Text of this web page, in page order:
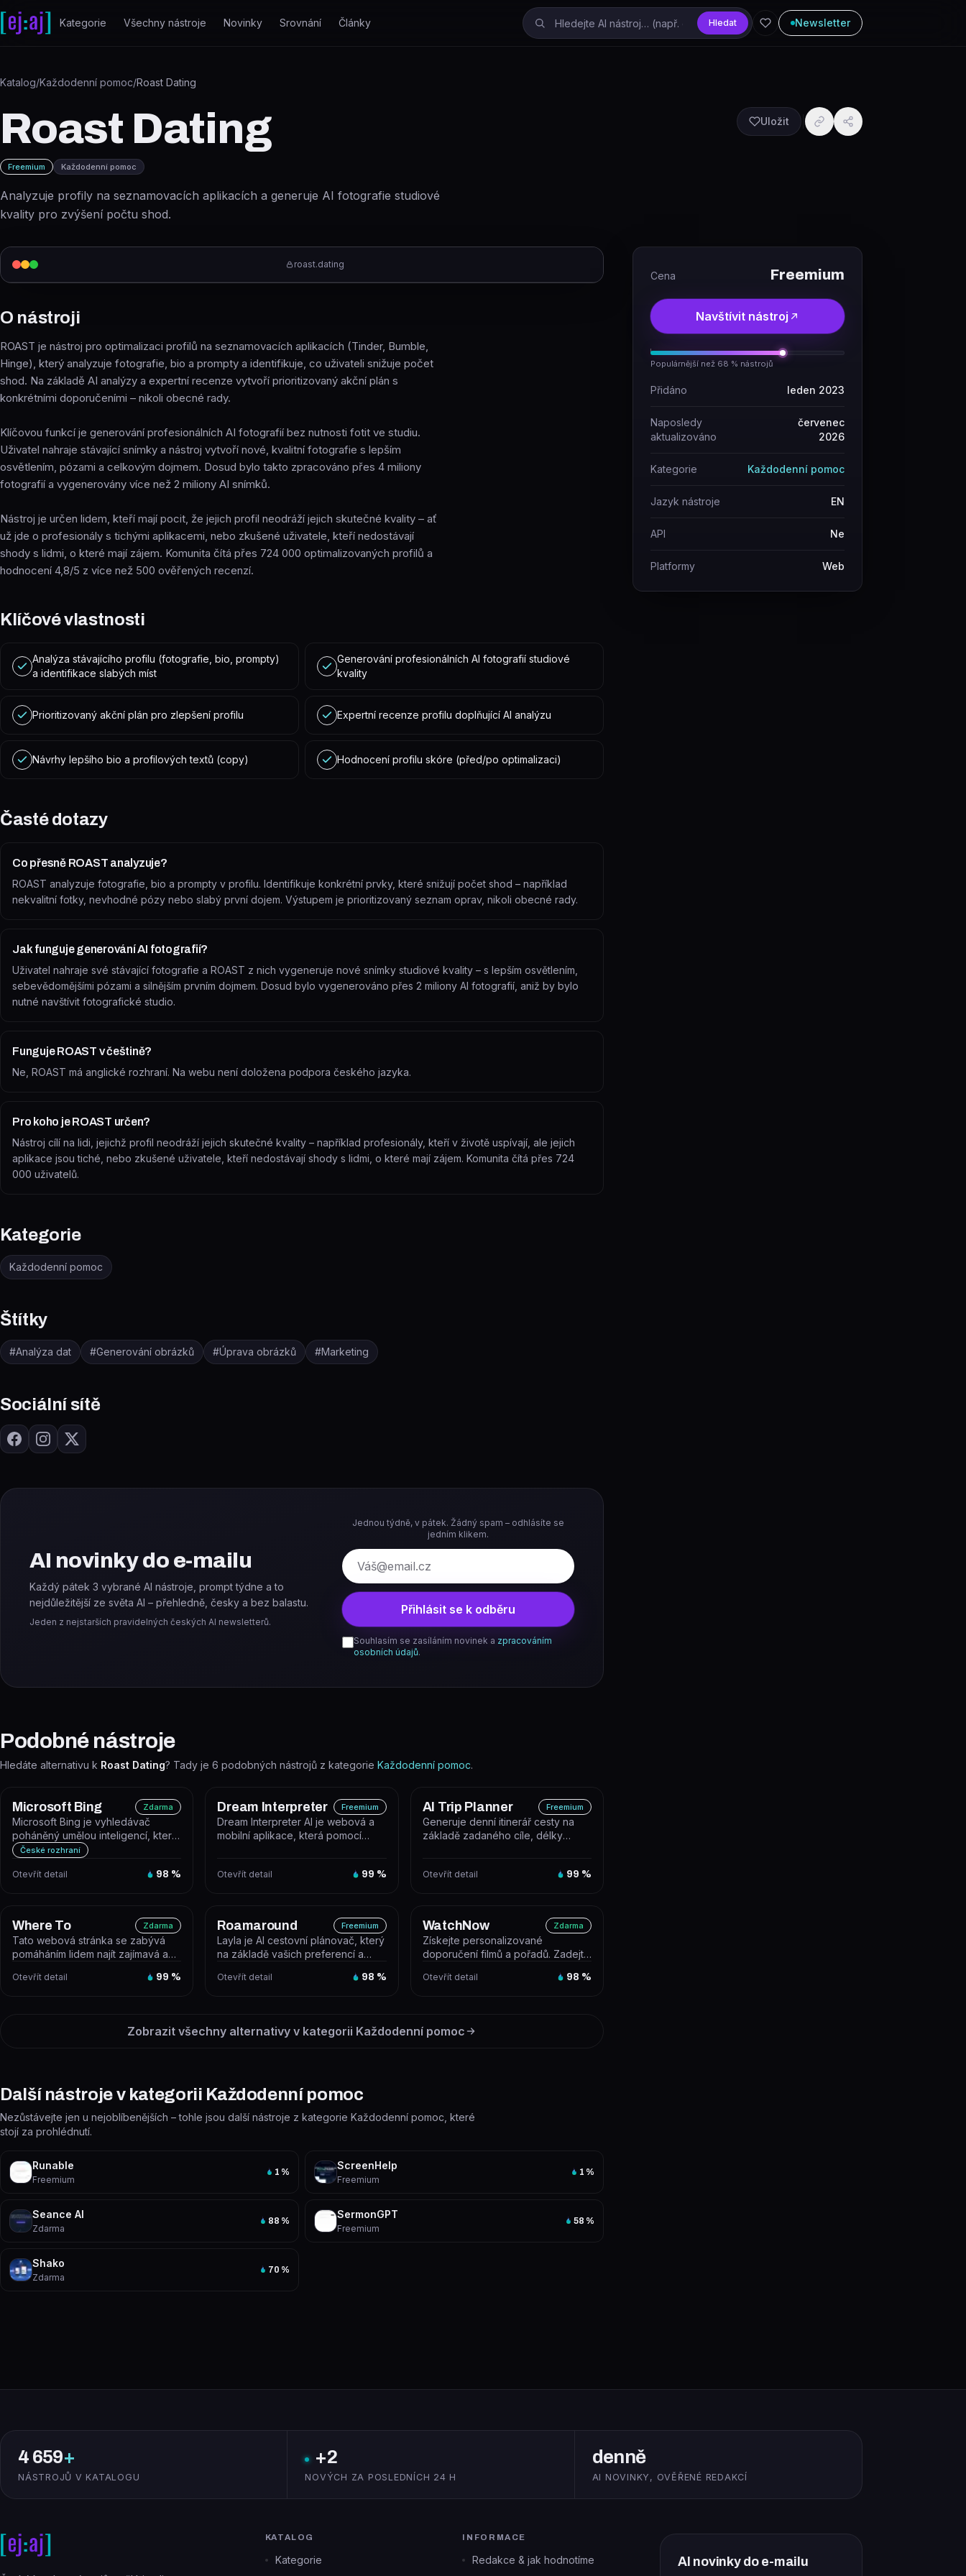
Přeskočit na obsah
Kategorie Všechny nástroje Novinky Srovnání Články Hledat Newsletter
Katalog/Každodenní pomoc/Roast Dating
Roast Dating
Freemium Každodenní pomoc
Analyzuje profily na seznamovacích aplikacích a generuje AI fotografie studiové
kvality pro zvýšení počtu shod.
Uložit
roast.dating
O nástroji
ROAST je nástroj pro optimalizaci profilů na seznamovacích aplikacích (Tinder, Bumble,
Hinge), který analyzuje fotografie, bio a prompty a identifikuje, co uživateli snižuje počet
shod. Na základě AI analýzy a expertní recenze vytvoří prioritizovaný akční plán s
konkrétními doporučeními – nikoli obecné rady.
Klíčovou funkcí je generování profesionálních AI fotografií bez nutnosti fotit ve studiu.
Uživatel nahraje stávající snímky a nástroj vytvoří nové, kvalitní fotografie s lepším
osvětlením, pózami a celkovým dojmem. Dosud bylo takto zpracováno přes 4 miliony
fotografií a vygenerovány více než 2 miliony AI snímků.
Nástroj je určen lidem, kteří mají pocit, že jejich profil neodráží jejich skutečné kvality – ať
už jde o profesionály s tichými aplikacemi, nebo zkušené uživatele, kteří nedostávají
shody s lidmi, o které mají zájem. Komunita čítá přes 724 000 optimalizovaných profilů a
hodnocení 4,8/5 z více než 500 ověřených recenzí.
Klíčové vlastnosti
Analýza stávajícího profilu (fotografie, bio, prompty)
a identifikace slabých míst
Generování profesionálních AI fotografií studiové
kvality
Prioritizovaný akční plán pro zlepšení profilu Expertní recenze profilu doplňující AI analýzu
Návrhy lepšího bio a profilových textů (copy) Hodnocení profilu skóre (před/po optimalizaci)
Časté dotazy
Co přesně ROAST analyzuje?
ROAST analyzuje fotografie, bio a prompty v profilu. Identifikuje konkrétní prvky, které snižují počet shod – například
nekvalitní fotky, nevhodné pózy nebo slabý první dojem. Výstupem je prioritizovaný seznam oprav, nikoli obecné rady.
Jak funguje generování AI fotografií?
Uživatel nahraje své stávající fotografie a ROAST z nich vygeneruje nové snímky studiové kvality – s lepším osvětlením,
sebevědomějšími pózami a silnějším prvním dojmem. Dosud bylo vygenerováno přes 2 miliony AI fotografií, aniž by bylo
nutné navštívit fotografické studio.
Funguje ROAST v češtině?
Ne, ROAST má anglické rozhraní. Na webu není doložena podpora českého jazyka.
Pro koho je ROAST určen?
Nástroj cílí na lidi, jejichž profil neodráží jejich skutečné kvality – například profesionály, kteří v životě uspívají, ale jejich
aplikace jsou tiché, nebo zkušené uživatele, kteří nedostávají shody s lidmi, o které mají zájem. Komunita čítá přes 724
000 uživatelů.
Kategorie
Každodenní pomoc
Štítky
#Analýza dat #Generování obrázků #Úprava obrázků #Marketing
Sociální sítě
AI novinky do e-mailu
Každý pátek 3 vybrané AI nástroje, prompt týdne a to
nejdůležitější ze světa AI – přehledně, česky a bez balastu.
Jeden z nejstarších pravidelných českých AI newsletterů.
Jednou týdně, v pátek. Žádný spam – odhlásíte se
jedním klikem.
E-mail
Přihlásit se k odběru
Souhlasím se zasíláním novinek a zpracováním
osobních údajů.
Podobné nástroje
Hledáte alternativu k Roast Dating? Tady je 6 podobných nástrojů z kategorie Každodenní pomoc.
Microsoft Bing Zdarma
Microsoft Bing je vyhledávač
poháněný umělou inteligencí, který
kombinuje klasické webové
České rozhraní
Otevřít detail 98 %
Dream Interpreter Freemium
Dream Interpreter AI je webová a
mobilní aplikace, která pomocí
Otevřít detail 99 %
AI Trip Planner Freemium
Generuje denní itinerář cesty na
základě zadaného cíle, délky
Otevřít detail 99 %
Where To Zdarma
Tato webová stránka se zabývá
pomáháním lidem najít zajímavá a
Otevřít detail 99 %
Roamaround Freemium
Layla je AI cestovní plánovač, který
na základě vašich preferencí a
Otevřít detail 98 %
WatchNow Zdarma
Získejte personalizované
doporučení filmů a pořadů. Zadejte
jste...
Otevřít detail 98 %
Zobrazit všechny alternativy v kategorii Každodenní pomoc
Další nástroje v kategorii Každodenní pomoc
Nezůstávejte jen u nejoblíbenějších – tohle jsou další nástroje z kategorie Každodenní pomoc, které
stojí za prohlédnutí.
Runable
Freemium
1 %
ScreenHelp
Freemium
1 %
Seance AI
Zdarma
88 %
SermonGPT
Freemium
58 %
Shako
Zdarma
70 %
Cena Freemium
Navštívit nástroj
Populárnější než 68 % nástrojů
Přidáno leden 2023
Naposledy
aktualizováno
červenec
2026
Kategorie Každodenní pomoc
Jazyk nástroje EN
API Ne
Platformy Web
4 659+
NÁSTROJŮ V KATALOGU
+2
NOVÝCH ZA POSLEDNÍCH 24 H
denně
AI NOVINKY, OVĚŘENÉ REDAKCÍ
KATALOG
Kategorie
INFORMACE
Redakce & jak hodnotíme
AI novinky do e-mailu